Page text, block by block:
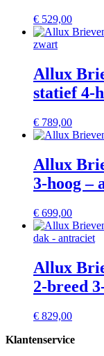
€ 529,00
Allux
statief 4-
€ 789,00
Allux
3-hoog –
€ 699,00
Allux
2-breed
€ 829,00
Klantenservice